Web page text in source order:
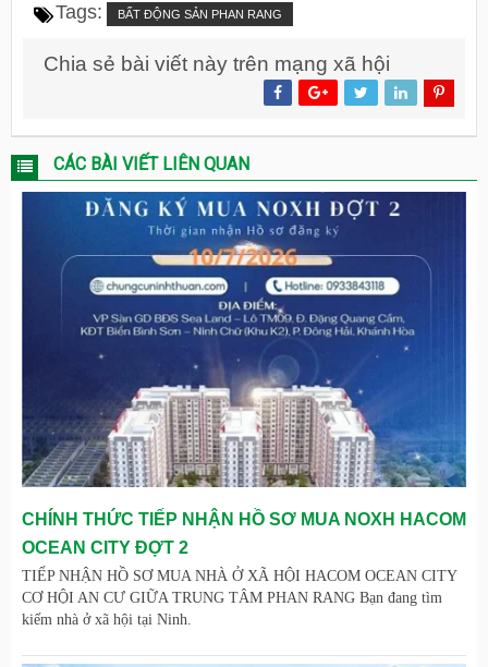
Tags: BẤT ĐỘNG SẢN PHAN RANG
Chia sẻ bài viết này trên mạng xã hội
CÁC BÀI VIẾT LIÊN QUAN
CHÍNH THỨC TIẾP NHẬN HỒ SƠ MUA NOXH HACOM
OCEAN CITY ĐỢT 2
TIẾP NHẬN HỒ SƠ MUA NHÀ Ở XÃ HỘI HACOM OCEAN CITY
CƠ HỘI AN CƯ GIỮA TRUNG TÂM PHAN RANG Bạn đang tìm
kiếm nhà ở xã hội tại Ninh.